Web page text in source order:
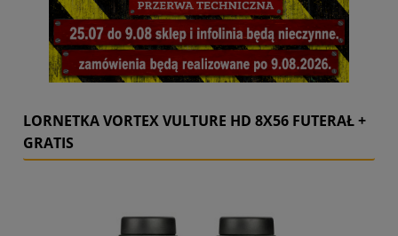
LORNETKA VORTEX VULTURE HD 8X56 FUTERAŁ +
GRATIS